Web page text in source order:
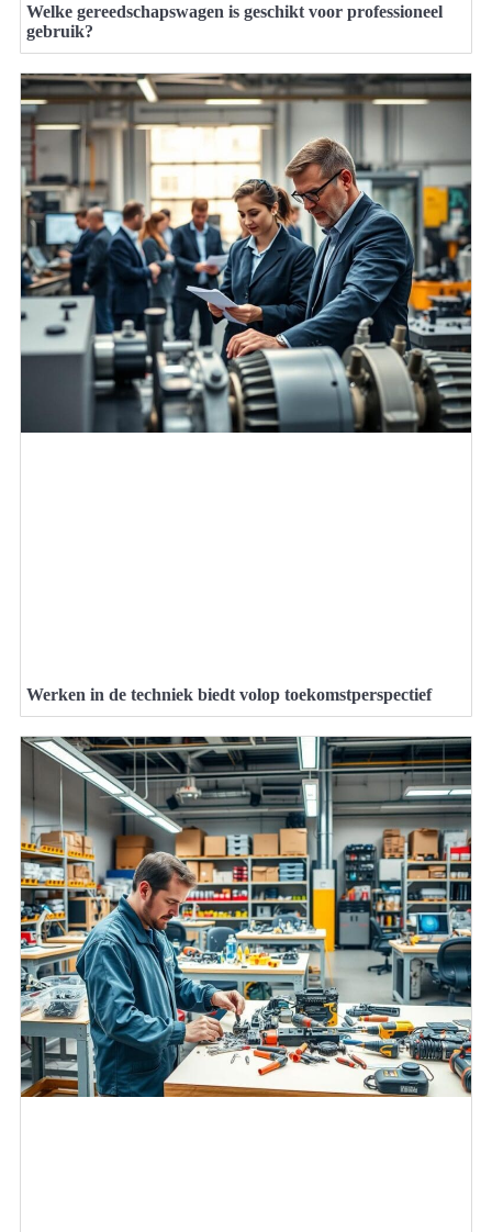
Welke gereedschapswagen is geschikt voor professioneel
gebruik?
Werken in de techniek biedt volop toekomstperspectief